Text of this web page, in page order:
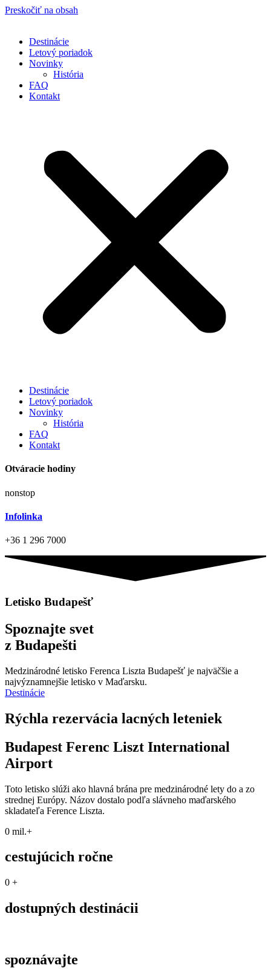
Preskočiť na obsah
Destinácie
Letový poriadok
Novinky
História
FAQ
Kontakt
Destinácie
Letový poriadok
Novinky
História
FAQ
Kontakt
Otváracie hodiny
nonstop
Infolinka
+36 1 296 7000
Letisko Budapešť
Spoznajte svet
z Budapešti
Medzinárodné letisko Ferenca Liszta Budapešť je najväčšie a
najvýznamnejšie letisko v Maďarsku.
Destinácie
Rýchla rezervácia lacných leteniek
Budapest Ferenc Liszt International
Airport
Toto letisko slúži ako hlavná brána pre medzinárodné lety do a zo
strednej Európy. Názov dostalo podľa slávneho maďarského
skladateľa Ference Liszta.
0 mil.+
cestujúcich ročne
0 +
dostupných destinácii
spoznávajte